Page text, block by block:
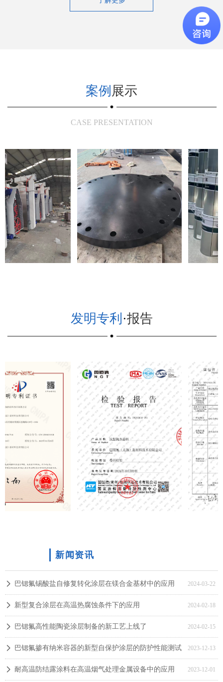
新闻资讯
2024-03-22
넲 巴锶氟锡酸盐自修复转化涂层在镁合金基材中的应用
2024-02-18
넲 新型复合涂层在高温热腐蚀条件下的应用
2024-02-15
넲 巴锶氟高性能陶瓷涂层制备的新工艺上线了
2023-12-13
넲 巴锶氟掺有纳米容器的新型自保护涂层的防护性能测试
2023-12-01
넲 耐高温防结露涂料在高温烟气处理金属设备中的应用
0℃，内部降温8-12℃，保护底材
保温涂料通过形成稳定致密的隔热
层，实现隔热、保温与节能多重防
护，广泛适用于石化、电力及工业
案例 展示
CASE PRESENTATION
发明专利 ·报告